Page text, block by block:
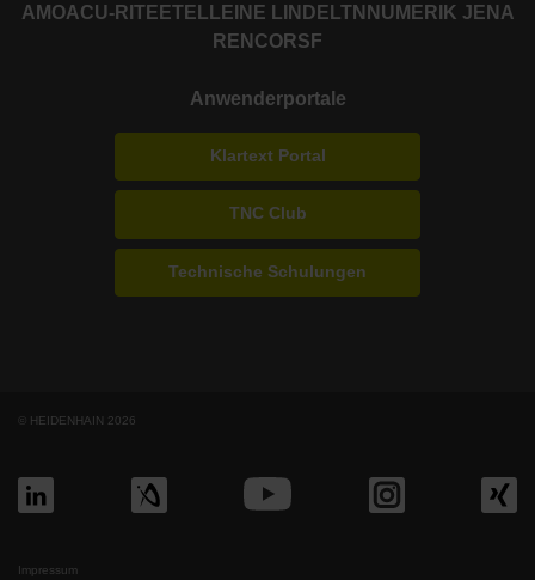
AMOACU-RITE ETEL LEINE LINDE LTN NUMERIK JENA
RENCORSF
Anwenderportale
Klartext Portal
TNC Club
Technische Schulungen
© HEIDENHAIN 2026
Impressum